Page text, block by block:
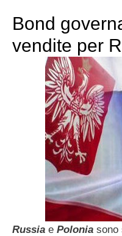
Bond
vendite per
Russia e Polonia sono